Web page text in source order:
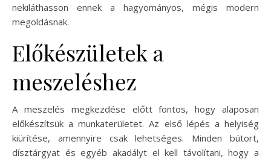
nekiláthasson ennek a hagyományos, mégis modern
megoldásnak.
Előkészületek a
meszeléshez
A meszelés megkezdése előtt fontos, hogy alaposan
előkészítsük a munkaterületet. Az első lépés a helyiség
kiürítése, amennyire csak lehetséges. Minden bútort,
dísztárgyat és egyéb akadályt el kell távolítani, hogy a